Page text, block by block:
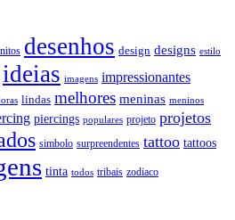
desenhos design designs estilo
ideias imagens impressionantes
lindas melhores meninas meninos
piercings populares projeto projetos
simbolo surpreendentes tattoo tattoos
tinta todos tribais zodiaco